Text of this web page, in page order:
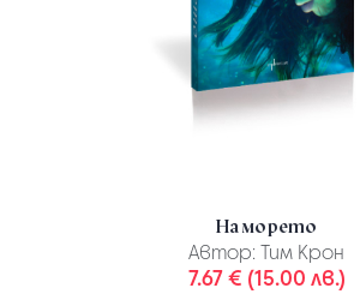
На морето
Автор: Тим Крон
7.67 € (15.00 лв.)